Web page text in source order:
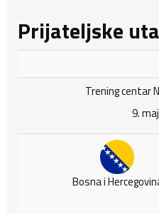
Prijateljske
Trening centar
9.
Bosna i